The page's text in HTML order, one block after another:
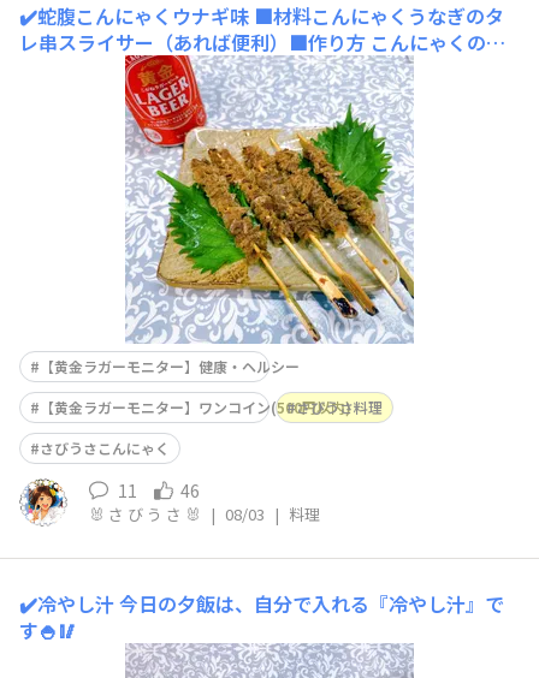
✔️蛇腹こんにゃくウナギ味 ■材料こんにゃくうなぎのタ
レ串スライサー（あれば便利）■作り方 こんにゃくの長
い辺の方を２ミリ弱くらいに切る。※1日凍らせ、作る時
に半解凍にして切ると切りやすい。その際、スライサーで
切ると更に切りやすい。切ったこんにゃくを蛇腹に刺して
いく。一本を こんな感じにする。油で こんにゃくがカリ
【黄金ラガーモニター】健康・ヘルシー
【黄金ラガーモニター】ワンコイン(500円以内)
さびうさ料理
さびうさこんにゃく
11 46
🐰 さ び う さ 🐰 | 08/03 | 料理
✔️冷やし汁今日の夕飯は、自分で入れる『冷やし汁』で
す🍚🥢